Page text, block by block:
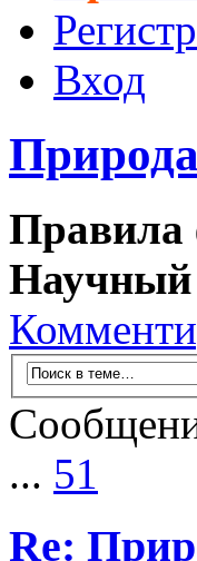
Вход
Правила
... 51
Re: